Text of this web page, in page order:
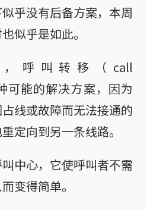
乎没有后备方案，本周
似乎是如此。
呼叫转移（call
能的解决方案，因为
线或故障而无法接通的
定向到另一条线路。
中心，它使呼叫者不需
变得简单。